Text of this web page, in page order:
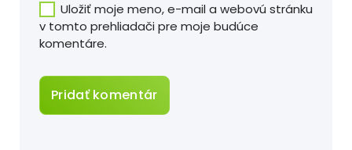
Uložiť moje meno, e-mail a webovú stránku
v tomto prehliadači pre moje budúce
komentáre.